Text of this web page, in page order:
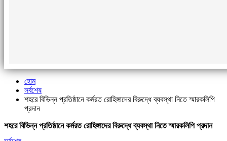
হোম
সর্বশেষ
শহরে বিভিন্ন প্রতিষ্ঠানে কর্মরত রোহিঙ্গাদের বিরুদ্ধে ব্যবস্থা নিতে স্মারকলিপি
প্রদান
শহরে বিভিন্ন প্রতিষ্ঠানে কর্মরত রোহিঙ্গাদের বিরুদ্ধে ব্যবস্থা নিতে স্মারকলিপি প্রদান